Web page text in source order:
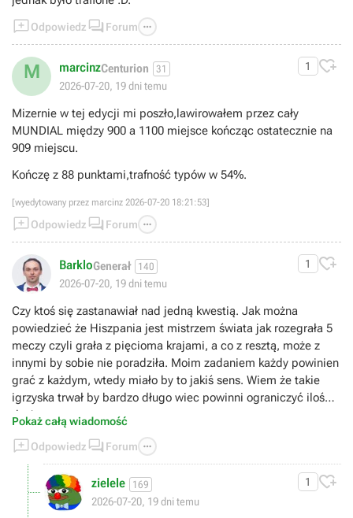
Odpowiedz  Forum 
M marcinzCenturion 31
2026-07-20, 19 dni temu
1 
Mizernie w tej edycji mi poszło,lawirowałem przez cały
MUNDIAL między 900 a 1100 miejsce kończąc ostatecznie na
909 miejscu.
Kończę z 88 punktami,trafność typów w 54%.
[wyedytowany przez marcinz 2026-07-20 18:21:53]
Odpowiedz  Forum 
BarkloGenerał 140
2026-07-20, 19 dni temu
1 
Czy ktoś się zastanawiał nad jedną kwestią. Jak można
powiedzieć że Hiszpania jest mistrzem świata jak rozegrała 5
meczy czyli grała z pięcioma krajami, a co z resztą, może z
innymi by sobie nie poradziła. Moim zadaniem każdy powinien
grać z każdym, wtedy miało by to jakiś sens. Wiem że takie
igrzyska trwał by bardzo długo wiec powinni ograniczyć ilość
drużyn etc.
Pokaż całą wiadomość
Odpowiedz  Forum 
zielele 169
2026-07-20, 19 dni temu
1 